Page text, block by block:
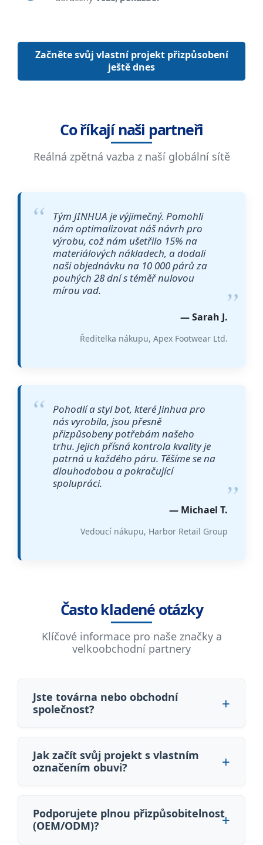
Začněte svůj vlastní projekt přizpůsobení
ještě dnes
Co říkají naši partneři
Reálná zpětná vazba z naší globální sítě
Tým JINHUA je výjimečný. Pomohli
nám optimalizovat náš návrh pro
výrobu, což nám ušetřilo 15% na
materiálových nákladech, a dodali
naši objednávku na 10 000 párů za
pouhých 28 dní s téměř nulovou
mírou vad.
— Sarah J.
Ředitelka nákupu, Apex Footwear Ltd.
Pohodlí a styl bot, které Jinhua pro
nás vyrobila, jsou přesně
přizpůsobeny potřebám našeho
trhu. Jejich přísná kontrola kvality je
patrná u každého páru. Těšíme se na
dlouhodobou a pokračující
spolupráci.
— Michael T.
Vedoucí nákupu, Harbor Retail Group
Často kladené otázky
Klíčové informace pro naše značky a
velkoobchodní partnery
Jste továrna nebo obchodní
společnost?
Jak začít svůj projekt s vlastním
označením obuvi?
Podporujete plnou přizpůsobitelnost
(OEM/ODM)?